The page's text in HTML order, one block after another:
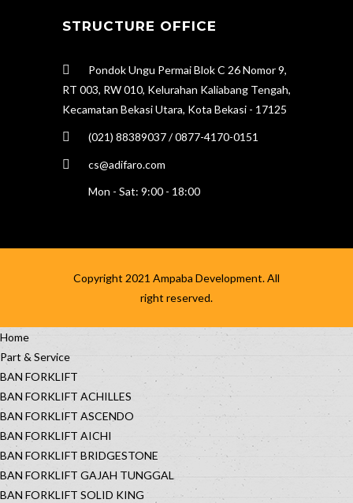
STRUCTURE OFFICE
Pondok Ungu Permai Blok C 26 Nomor 9,
RT 003, RW 010, Kelurahan Kaliabang Tengah,
Kecamatan Bekasi Utara, Kota Bekasi - 17125
(021) 88389037 / 0877-4170-0151
cs@adifaro.com
Mon - Sat: 9:00 - 18:00
Copyright 2021 Ampaba Development. All
right reserved.
Home
Part & Service
BAN FORKLIFT
BAN FORKLIFT ACHILLES
BAN FORKLIFT ASCENDO
BAN FORKLIFT AICHI
BAN FORKLIFT BRIDGESTONE
BAN FORKLIFT GAJAH TUNGGAL
BAN FORKLIFT SOLID KING